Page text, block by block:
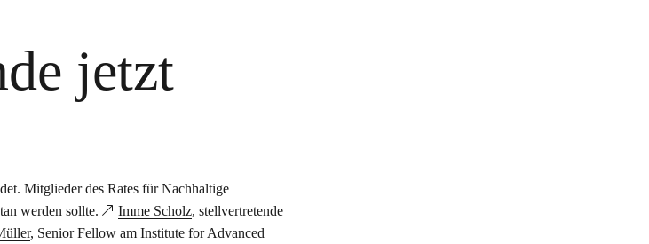
jetzt
Mitglieder des Rates für Nachhaltige
werden sollte.
Imme Scholz, stellvertretende
, Senior Fellow am Institute for Advanced